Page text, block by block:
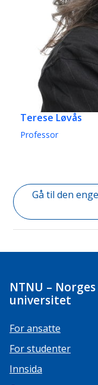
Terese Løvås
Professor
Gå til den
NTNU –
universitet
For ansatte
For studenter
Innsida